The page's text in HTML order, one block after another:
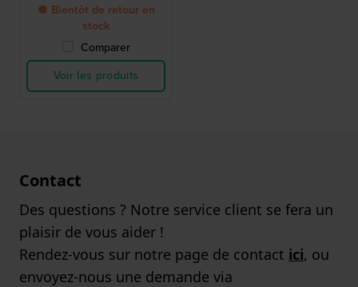
● Bientôt de retour en
stock
Comparer
Voir les produits
Contact
Des questions ? Notre service client se fera un
plaisir de vous aider !
Rendez-vous sur notre page de contact ici, ou
envoyez-nous une demande via